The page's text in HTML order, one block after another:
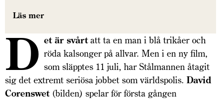
Läs mer
D et är svårtatt ta en man i blå trikåer och
röda kalsonger på allvar. Men i en ny film,
som släpptes 11 juli, har Stålmannen åtagit
sig det extremt seriösa jobbet som världspolis. David
Corenswet(bilden) spelar för första gången